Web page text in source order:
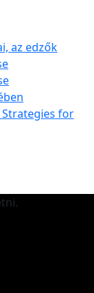
az edzők
for